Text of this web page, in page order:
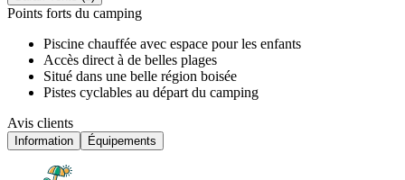
Points forts du camping
Piscine chauffée avec espace pour les enfants
Accès direct à de belles plages
Situé dans une belle région boisée
Pistes cyclables au départ du camping
Avis clients
Information Équipements